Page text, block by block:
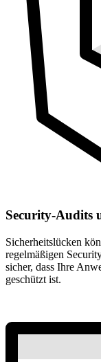
Security-Audits
Sicherheitslücken
regelmäßigen
sicher, dass Ihre
geschützt ist.